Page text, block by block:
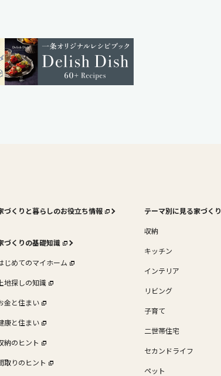
づくりと暮らしのお役立ち情報
づくりの基礎知識
じめてのマイホーム
地探しの知識
金と住まい
康と住まい
納のヒント
取りのヒント
テーマ別に見る家づくり
収納
キッチン
インテリア
リビング
子育て
二世帯住宅
セカンドライフ
ペット